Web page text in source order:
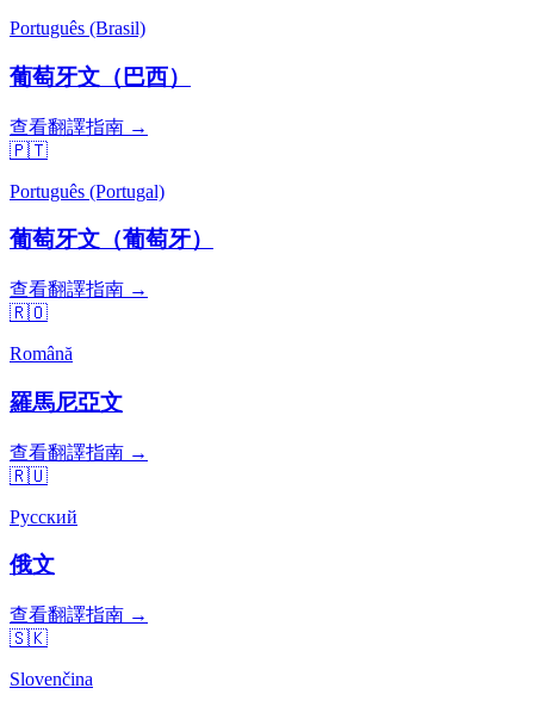
Português (Brasil)
葡萄牙文（巴西）
查看翻譯指南 →
🇵🇹
Português (Portugal)
葡萄牙文（葡萄牙）
查看翻譯指南 →
🇷🇴
Română
羅馬尼亞文
查看翻譯指南 →
🇷🇺
Русский
俄文
查看翻譯指南 →
🇸🇰
Slovenčina